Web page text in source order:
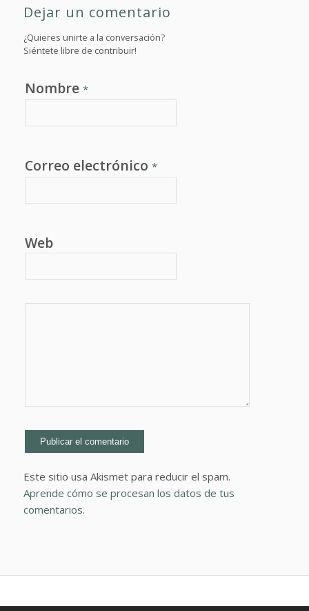
Dejar un comentario
¿Quieres unirte a la conversación?
Siéntete libre de contribuir!
Nombre *
Correo electrónico *
Web
Este sitio usa Akismet para reducir el spam.
Aprende cómo se procesan los datos de tus
comentarios.